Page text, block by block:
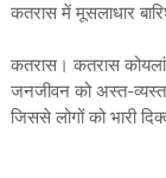
कतरास में मूसलाधार
कतरास। कतरास
जनजीवन को अस्त-
जिससे लोगों को भारी